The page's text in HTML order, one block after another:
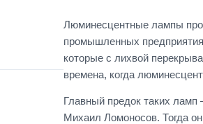
Люминесцентные лампы
промышленных
которые с лихвой
времена, когда
Главный предок таких ламп
Михаил Ломоносов. Тогда